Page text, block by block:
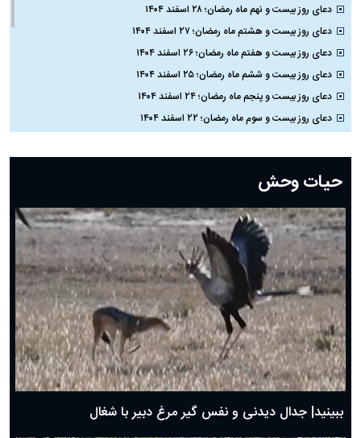
دعای روز بیست و نهم ماه رمضان؛ ۲۸ اسفند ۱۴۰۴
دعای روز بیست و هشتم ماه رمضان؛ ۲۷ اسفند ۱۴۰۴
دعای روز بیست و هفتم ماه رمضان؛ ۲۶ اسفند ۱۴۰۴
دعای روز بیست و ششم ماه رمضان؛ ۲۵ اسفند ۱۴۰۴
دعای روز بیست و پنجم ماه رمضان؛ ۲۴ اسفند ۱۴۰۴
دعای روز بیست و سوم ماه رمضان؛ ۲۲ اسفند ۱۴۰۴
دعای روز بیستم ماه رمضان؛ ۱۹ اسفند ۱۴۰۴
دعای روز هشتم ماه مبارک رمضان؛ ۷ اسفند ماه ۱۴۰۴
دعای روز هفتم ماه رمضان؛ ۶ اسفند ۱۴۰۴
دعای روز ششم ماه رمضان؛ ۵ اسفند ۱۴۰۴
دعای روز پنجم ماه رمضان؛ ۴ اسفند ۱۴۰۴
دعای روز چهارم ماه مبارک رمضان؛ ۳ اسفند ۱۴۰۴
دعای روز سوم ماه مبارک رمضان؛ ۱۴ اسفند ۱۴۰۴
دعای روز دوم ماه مبارک رمضان ۱ اسفند ماه ۱۴۰۴
دعای روز اول ماه مبارک رمضان، ۳۰ بهمن ۱۴۰۴
حضرت زینب(س) چگونه از دنیا رفت؟
بهترین پیامک تبریک روز پدر ۱۴۰۴؛ جملات زیبا و صمیمانه
حیات وحش
ببینید| جدال دیدنی و نفس گیر مرغ دبیر با شغال